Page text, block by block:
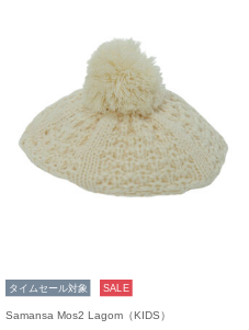
タイムセール対象 SALE
Samansa Mos2 Lagom（KIDS）